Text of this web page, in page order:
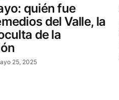
quién fue
del Valle, la
de la
25, 2025